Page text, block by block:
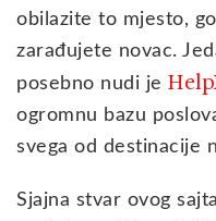
obilazite to mjesto,
zarađujete novac.
posebno nudi je
ogromnu bazu
svega od destinacije
Sjajna stvar ovog